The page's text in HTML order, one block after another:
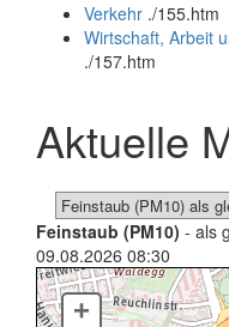
und
Verkehr ./155.htm
Wirtschaft, Arbeit
./157.htm
Aktuelle
Feinstaub (PM10) - als
09.08.2026 08:30
+